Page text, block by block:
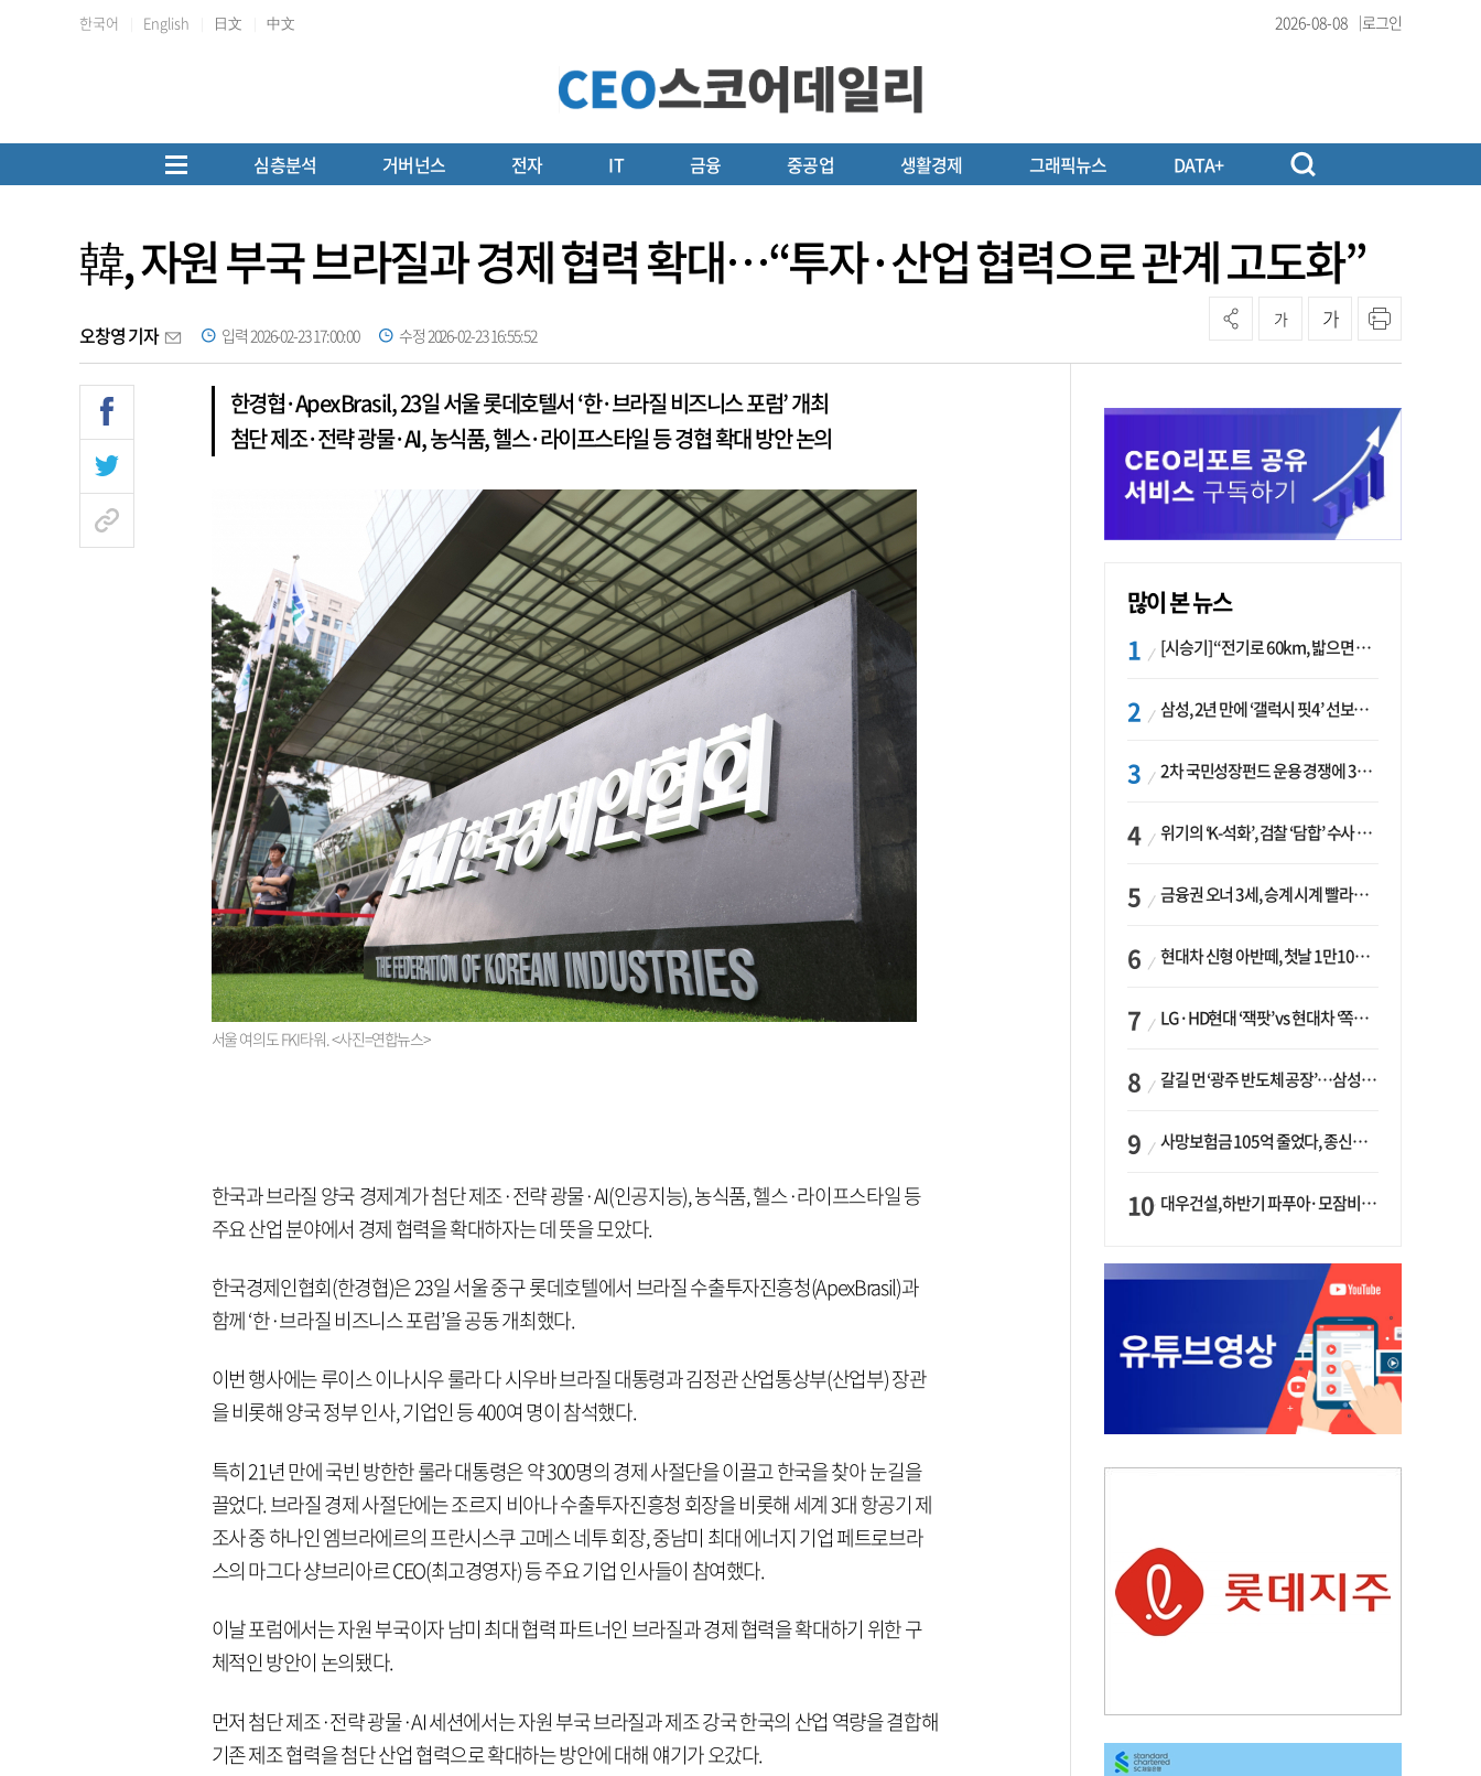
한국어 English 日文 中文 2026-08-08 로그인
심층분석 거버넌스 전자 IT 금융 중공업 생활경제 그래픽뉴스 DATA+
韓, 자원 부국 브라질과 경제 협력 확대…“투자·산업 협력으로 관계 고도화”
오창영 기자 입력 2026-02-23 17:00:00 수정 2026-02-23 16:55:52
가 가
한경협·ApexBrasil, 23일 서울 롯데호텔서 ‘한·브라질 비즈니스 포럼’ 개최
첨단 제조·전략 광물·AI, 농식품, 헬스·라이프스타일 등 경협 확대 방안 논의
서울 여의도 FKI타워. <사진=연합뉴스>
한국과 브라질 양국 경제계가 첨단 제조·전략 광물·AI(인공지능), 농식품, 헬스·라이프스타일 등
주요 산업 분야에서 경제 협력을 확대하자는 데 뜻을 모았다.
한국경제인협회(한경협)은 23일 서울 중구 롯데호텔에서 브라질 수출투자진흥청(ApexBrasil)과
함께 ‘한·브라질 비즈니스 포럼’을 공동 개최했다.
이번 행사에는 루이스 이나시우 룰라 다 시우바 브라질 대통령과 김정관 산업통상부(산업부) 장관
을 비롯해 양국 정부 인사, 기업인 등 400여 명이 참석했다.
특히 21년 만에 국빈 방한한 룰라 대통령은 약 300명의 경제 사절단을 이끌고 한국을 찾아 눈길을
끌었다. 브라질 경제 사절단에는 조르지 비아나 수출투자진흥청 회장을 비롯해 세계 3대 항공기 제
조사 중 하나인 엠브라에르의 프란시스쿠 고메스 네투 회장, 중남미 최대 에너지 기업 페트로브라
스의 마그다 샹브리아르 CEO(최고경영자) 등 주요 기업 인사들이 참여했다.
이날 포럼에서는 자원 부국이자 남미 최대 협력 파트너인 브라질과 경제 협력을 확대하기 위한 구
체적인 방안이 논의됐다.
먼저 첨단 제조·전략 광물·AI 세션에서는 자원 부국 브라질과 제조 강국 한국의 산업 역량을 결합해
기존 제조 협력을 첨단 산업 협력으로 확대하는 방안에 대해 얘기가 오갔다.
많이 본 뉴스
[시승기] “전기로 60km, 밟으면 462마력”…볼보 XC60 T8의 두 얼굴
삼성, 2년 만에 ‘갤럭시 핏4’ 선보이나…웨어러블 생태계 확장 ‘시동’
2차 국민성장펀드 운용 경쟁에 33개사 몰렸다…신한·하나 등 새 얼굴 대거 합류
위기의 ‘K-석화’, 검찰 ‘담합’ 수사 착수…“LG·한화·롯데 등 7개 업체, 8개 제품 가격 담합”
금융권 오너 3세, 승계 시계 빨라지나…한국투자 ‘속도’·미래에셋·메리츠는 ‘거리두기’
현대차 신형 아반떼, 첫날 1만1094대 계약…역대 최고치 경신
LG·HD현대 ‘잭팟’ vs 현대차 ‘쪽박’…글로벌 사모펀드, 韓 대기업 투자 ‘희비’
갈길 먼 ‘광주 반도체 공장’…삼성·SK, ‘주 52시간제’ 규제 해소 ‘공방’
사망보험금 105억 줄었다, 종신보험·유동화 동시에 ‘주춤’…신한라이프는 401억 급증
대우건설, 하반기 파푸아·모잠비크 LNG 플랜트 수주 가시권…수주목표 27조로 샹향